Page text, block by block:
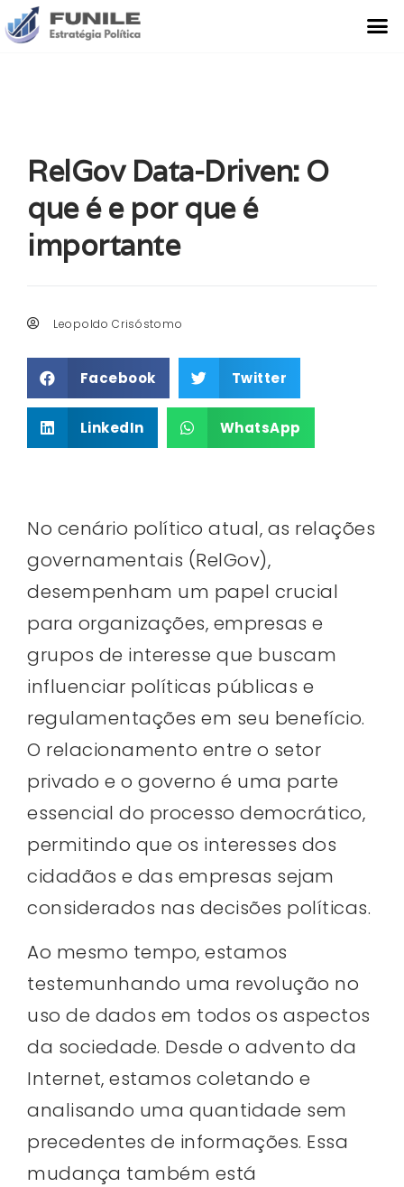
RelGov Data-Driven: O
que é e por que é
importante
Leopoldo Crisóstomo
Facebook Twitter
LinkedIn WhatsApp
No cenário político atual, as relações
governamentais (RelGov),
desempenham um papel crucial
para organizações, empresas e
grupos de interesse que buscam
influenciar políticas públicas e
regulamentações em seu benefício.
O relacionamento entre o setor
privado e o governo é uma parte
essencial do processo democrático,
permitindo que os interesses dos
cidadãos e das empresas sejam
considerados nas decisões políticas.
Ao mesmo tempo, estamos
testemunhando uma revolução no
uso de dados em todos os aspectos
da sociedade. Desde o advento da
Internet, estamos coletando e
analisando uma quantidade sem
precedentes de informações. Essa
mudança também está